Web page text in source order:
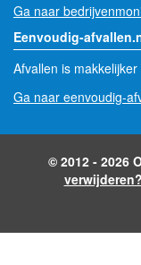
Ga naar
Eenvoudig-
Afvallen is
Ga naar eenvoudig-
© 2012 - 2026
verwijderen?